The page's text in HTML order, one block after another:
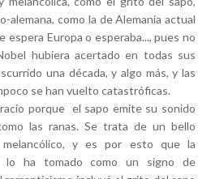
alemana, como la de Alemania actual
Europa o esperaba..., pues no
hubiera acertado en todas sus
una década, y algo más, y las
se han vuelto catastróficas.
porque el sapo emite su sonido
las ranas. Se trata de un bello
y es por esto que la
lo ha tomado como un signo de